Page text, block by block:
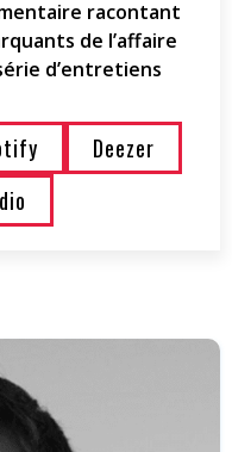
racontant
de l’affaire
d’entretiens
Deezer